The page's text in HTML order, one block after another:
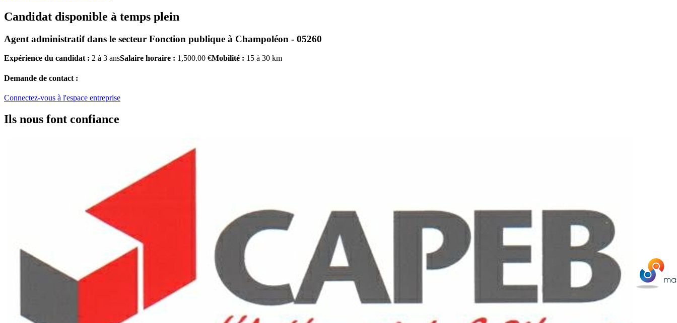
Candidat disponible à temps plein
Agent administratifdans le secteur Fonction publique à Champoléon - 05260
Expérience du candidat : 2 à 3 ansSalaire horaire : 1,500.00 €Mobilité : 15 à 30 km
Demande de contact :
Connectez-vous à l'espace entreprise
Ils nous font confiance